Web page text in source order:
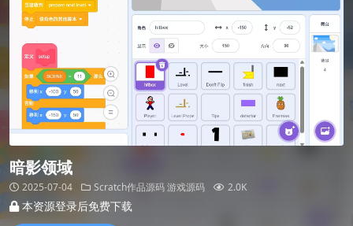
暗影领域
2025-07-04 Scratch作品源码游戏源码 2.0K
本资源登录后免费下载